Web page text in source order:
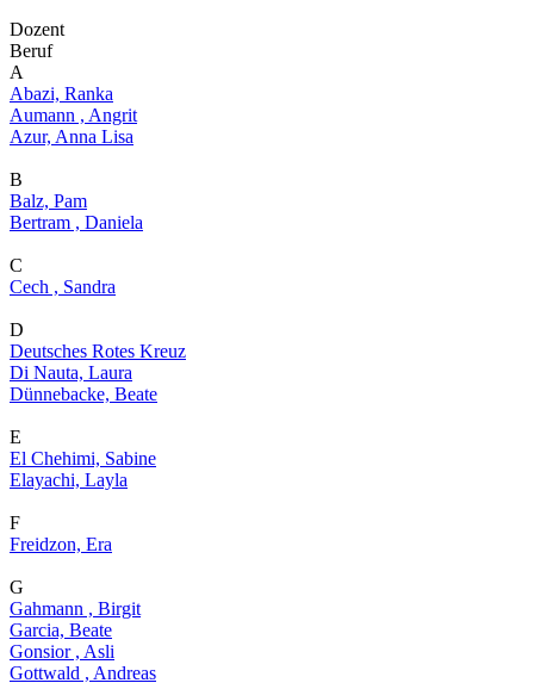
Dozent
Beruf
A
Abazi, Ranka
Aumann , Angrit
Azur, Anna Lisa
B
Balz, Pam
Bertram , Daniela
C
Cech , Sandra
D
Deutsches Rotes Kreuz
Di Nauta, Laura
Dünnebacke, Beate
E
El Chehimi, Sabine
Elayachi, Layla
F
Freidzon, Era
G
Gahmann , Birgit
Garcia, Beate
Gonsior , Asli
Gottwald , Andreas